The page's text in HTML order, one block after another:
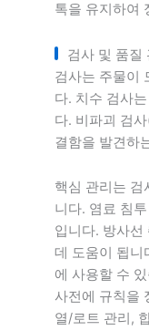
톡을 유지하여
검사 및 품질
검사는 주물이
다. 치수 검사
다. 비파괴 검
결함을 발견하
핵심 관리는 검
니다. 염료 침
입니다. 방사선
데 도움이 됩니
에 사용할 수
사전에 규칙을
열/로트 관리,